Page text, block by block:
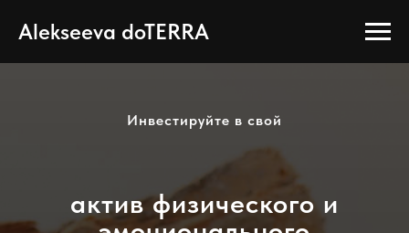
Alekseeva doTERRA
Инвестируйте в свой
актив физического и